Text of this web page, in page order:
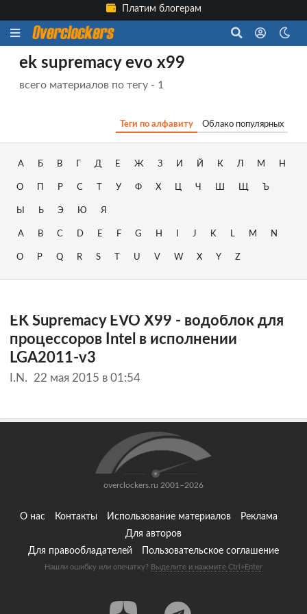
Платим блогерам
ek supremacy evo x99
всего материалов по тегу - 1
Теги по алфавиту Облако популярных
А Б В Д Е Ж З И Й К Л М Н
О Р С У Ф Х Ц Ч Ш Щ Ъ
Ы Ь Э Ю Я
A B C D E F G H J K L M N
O P Q R S U V W X Y Z
EK Supremacy EVO X99 - водоблок для
процессоров Intel в исполнении
LGA2011-v3
I.N. 22 мая 2015 в 01:54
overclockers.ru 2001–2026
О нас Контакты Использование материалов
Реклама
Для авторов
Для правообладателей
Пользовательское соглашение
Нашли ошибку или опечатку? Выделите и нажмите Ctrl+Enter